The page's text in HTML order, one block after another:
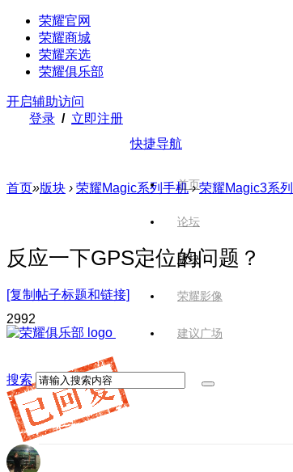
荣耀官网
荣耀商城
荣耀亲选
荣耀俱乐部
开启辅助访问
登录 / 立即注册
快捷导航
首页
论坛
版块
荣耀影像
建议广场
搜索
首页»版块 › 荣耀Magic系列手机 › 荣耀Magic3系列
反应一下GPS定位的问题？
[复制帖子标题和链接]
2992